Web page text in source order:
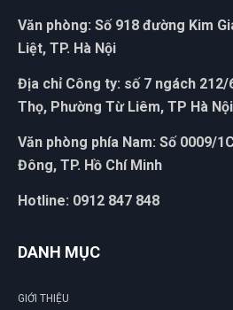
Văn phòng: Số 918 đường Kim
Liệt, TP. Hà Nội
Địa chỉ Công ty: số 7 ngách
Thọ, Phường Từ Liêm, TP Hà
Văn phòng phía Nam: Số 0009/
Đông, TP. Hồ Chí Minh
Hotline: 0912 847 848
DANH MỤC
GIỚI THIỆU